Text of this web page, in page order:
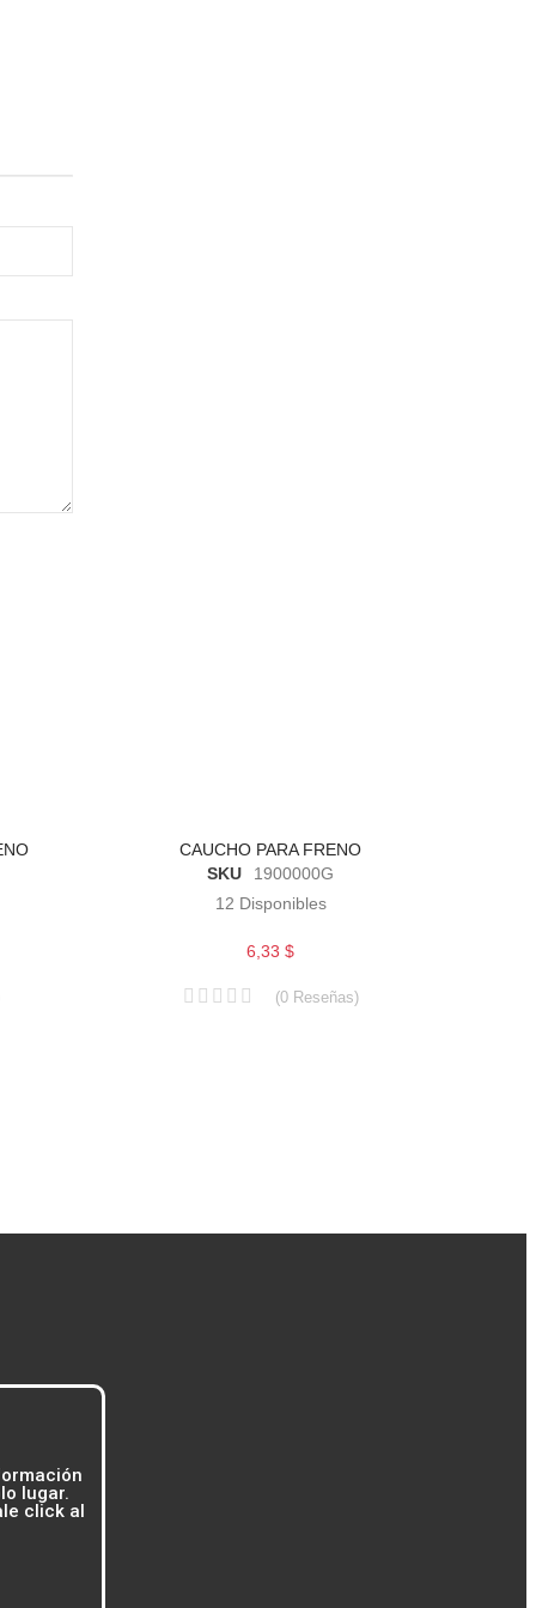
CAUCHO PARA FRENO
SKU
1900000G
12 Disponibles
6,33 $
(0Reseñas)
lugar.
click al